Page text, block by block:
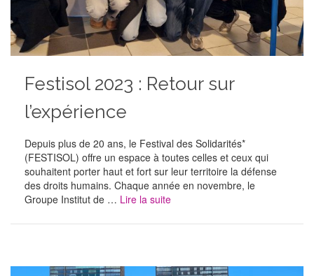
Festisol 2023 : Retour sur
l’expérience
Depuis plus de 20 ans, le Festival des Solidarités*
(FESTISOL) offre un espace à toutes celles et ceux qui
souhaitent porter haut et fort sur leur territoire la défense
des droits humains. Chaque année en novembre, le
Groupe Institut de … Lire la suite